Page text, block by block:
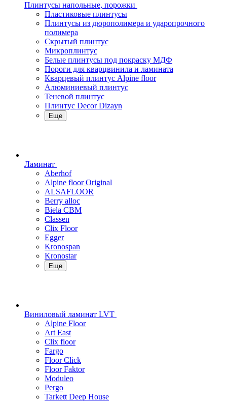
Плинтусы напольные, порожки
Пластиковые плинтусы
Плинтусы из дюрополимера и ударопрочного
полимера
Скрытый плинтус
Микроплинтус
Белые плинтусы под покраску МДФ
Пороги для кварцвинила и ламината
Кварцевый плинтус Alpine floor
Алюминиевый плинтус
Теневой плинтус
Плинтус Decor Dizayn
Еще
Ламинат
Aberhof
Alpine floor Original
ALSAFLOOR
Berry alloc
Biela CBM
Classen
Clix Floor
Egger
Kronospan
Kronostar
Еще
Виниловый ламинат LVT
Alpine Floor
Art East
Clix floor
Fargo
Floor Click
Floor Faktor
Moduleo
Pergo
Tarkett Deep House